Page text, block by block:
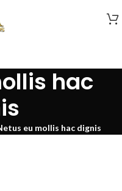
hac
eu mollis hac dignis